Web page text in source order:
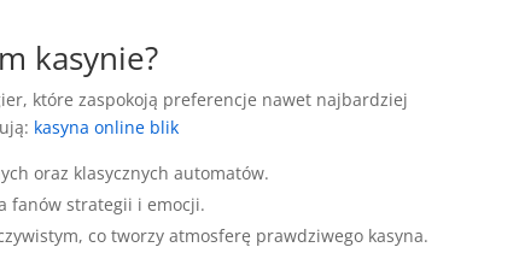
kasynie?
które zaspokoją preferencje nawet najbardziej
kasyna online blik
oraz klasycznych automatów.
fanów strategii i emocji.
co tworzy atmosferę prawdziwego kasyna.